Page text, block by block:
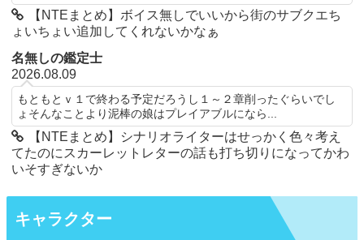
【NTEまとめ】ボイス無しでいいから街のサブクエち
ょいちょい追加してくれないかなぁ
名無しの鑑定士
2026.08.09
もともとｖ１で終わる予定だろうし１～２章削ったぐらいでし
ょそんなことより泥棒の娘はプレイアブルになら...
【NTEまとめ】シナリオライターはせっかく色々考え
てたのにスカーレットレターの話も打ち切りになってかわ
いそすぎないか
キャラクター